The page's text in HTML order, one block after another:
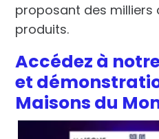
proposant des milliers
produits.
Accédez à
et
Maisons du